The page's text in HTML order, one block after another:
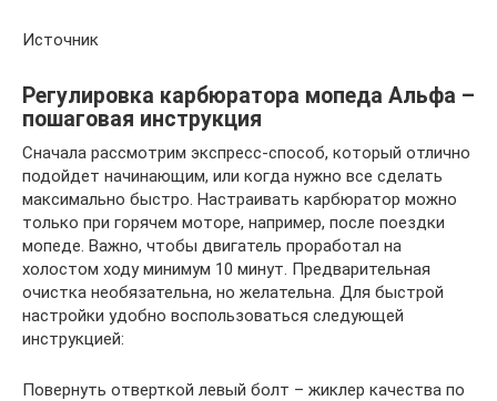
Источник
Регулировка карбюратора мопеда Альфа –
пошаговая инструкция
Сначала рассмотрим экспресс-способ, который отлично
подойдет начинающим, или когда нужно все сделать
максимально быстро. Настраивать карбюратор можно
только при горячем моторе, например, после поездки
мопеде. Важно, чтобы двигатель проработал на
холостом ходу минимум 10 минут. Предварительная
очистка необязательна, но желательна. Для быстрой
настройки удобно воспользоваться следующей
инструкцией:
Повернуть отверткой левый болт – жиклер качества по